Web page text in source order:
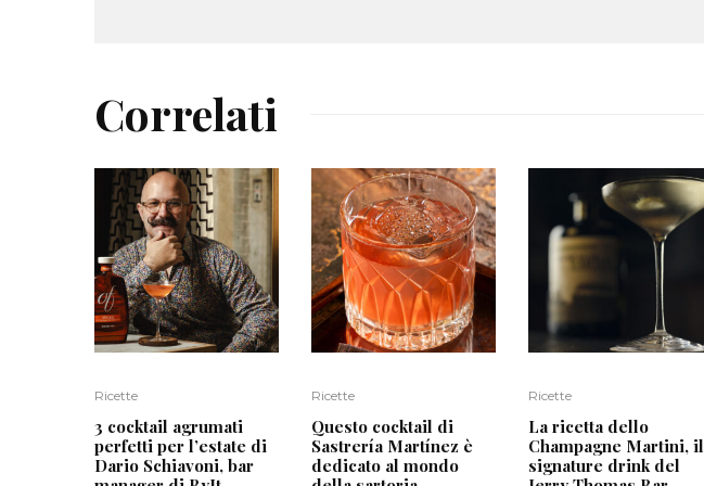
Correlati
Ricette
3 cocktail agrumati
perfetti per l’estate di
Dario Schiavoni, bar
Ricette
Questo cocktail di
Sastrería Martínez è
dedicato al mondo
Ricette
La ricetta dello
Champagne Martini, il
signature drink del